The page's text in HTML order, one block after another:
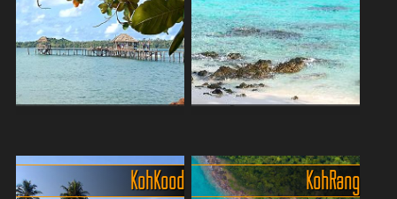
Abschalten
🌴 Suchst du nach dem
Koh Wai ist das, was man
sich unter einem echten
Koh Kood Koh Rang